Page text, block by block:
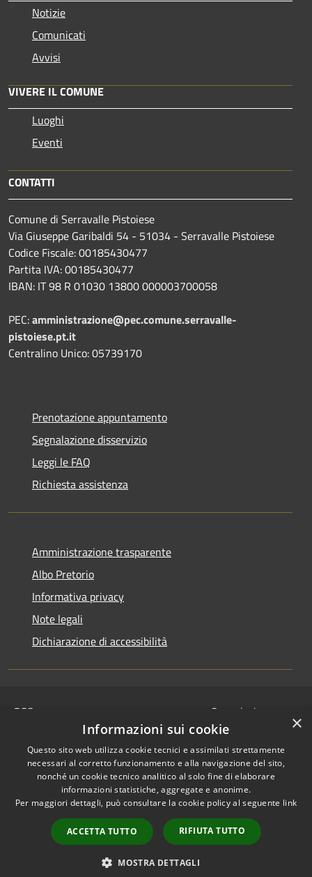
Notizie
Comunicati
Avvisi
VIVERE IL COMUNE
Luoghi
Eventi
CONTATTI
Comune di Serravalle Pistoiese
Via Giuseppe Garibaldi 54 - 51034 - Serravalle Pistoiese
Codice Fiscale: 00185430477
Partita IVA: 00185430477
IBAN: IT 98 R 01030 13800 000003700058
PEC:amministrazione@pec.comune.serravalle-
pistoiese.pt.it
Centralino Unico: 05739170
Prenotazione appuntamento
Segnalazione disservizio
Leggi le FAQ
Richiesta assistenza
Amministrazione trasparente
Albo Pretorio
Informativa privacy
Note legali
Dichiarazione di accessibilità
RSS
Privacy
Cookie
Mappa del sito
Segnalazione
disservizio
Whistleblowing
Dichiarazione di
accessibilità
© 2024 • Comune di
Serravalle Pistoiese •
Powered byMunicipium
•Redazione
×
Informazioni sui cookie
Questo sito web utilizza cookie tecnici e assimilati strettamente
necessari al corretto funzionamento e alla navigazione del sito,
nonché un cookie tecnico analitico al solo fine di elaborare
informazioni statistiche, aggregate e anonime.
Per maggiori dettagli, può consultare la cookie policy al seguente link
ACCETTA TUTTO RIFIUTA TUTTO
MOSTRA DETTAGLI